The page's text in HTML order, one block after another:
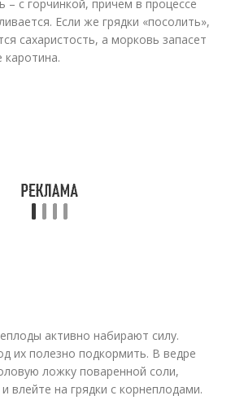
– с горчинкой, причем в процессе
Если же грядки «посолить»,
сахаристость, а морковь запасет
активно набирают силу.
их полезно подкормить. В ведре
ложку поваренной соли,
влейте на грядки с корнеплодами.